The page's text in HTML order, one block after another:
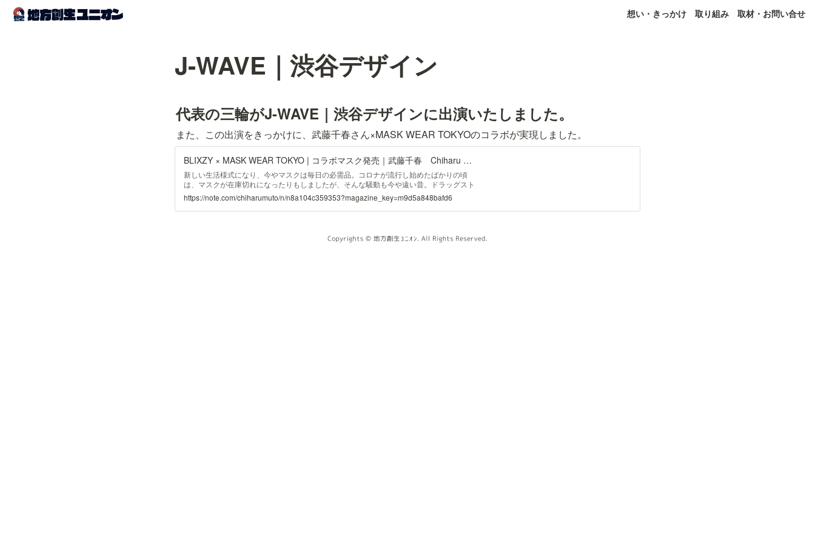
想い・きっかけ 取り組み 取材・お問い合せ
J-WAVE｜渋谷デザイン
代表の三輪がJ-WAVE｜渋谷デザインに出演いたしました。
また、この出演をきっかけに、武藤千春さん×MASK WEAR TOKYOのコラボが実現しました。
BLIXZY × MASK WEAR TOKYO | コラボマスク発売｜武藤千春 Chiharu Muto
新しい生活様式になり、今やマスクは毎日の必需品。コロナが流行し始めたばかりの頃
は、マスクが在庫切れになったりもしましたが、そんな騒動も今や遠い昔。ドラッグスト
アでマスクの在庫が豊富なのはもちろん、最近ではマスクをコーディネートの一部となる
ファッションアイテムとして、様々なブランドが繰り返し使えるマスクを販売していま
す。 わたしはつい最近まで、使い捨ての白いマスクを使っていましたが、そろそろこの
https://note.com/chiharumuto/n/n8a104c359353?magazine_key=m9d5a848bafd6